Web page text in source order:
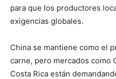
para que los productores
exigencias globales.
China se mantiene como el
carne, pero mercados como
Costa Rica están